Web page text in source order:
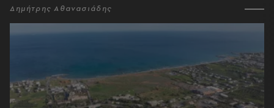
Δημήτρης Αθανασιάδης